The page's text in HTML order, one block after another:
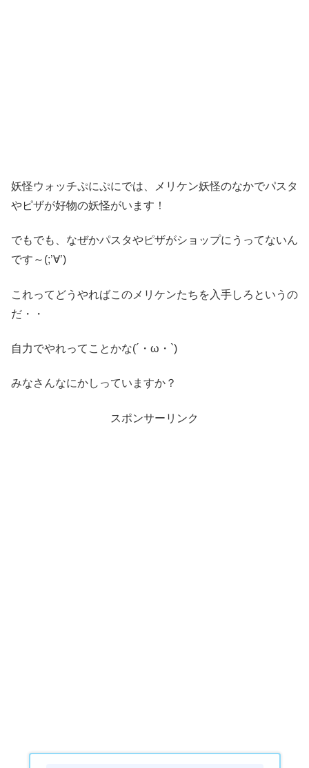
妖怪ウォッチぷにぷにでは、メリケン妖怪のなかでパスタ
やピザが好物の妖怪がいます！
でもでも、なぜかパスタやピザがショップにうってないん
です～(;’∀’)
これってどうやればこのメリケンたちを入手しろというの
だ・・
自力でやれってことかな(´・ω・`)
みなさんなにかしっていますか？
スポンサーリンク